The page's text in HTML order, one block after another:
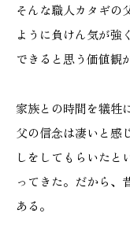
そんな職人カタギの
ように負けん気が強
できると思う価値観
家族との時間を犠牲
父の信念は凄いと感
しをしてもらいたと
ってきた。だから、
ある。